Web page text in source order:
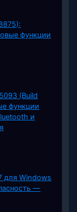
функции
(Build
функции
и
для Windows
—